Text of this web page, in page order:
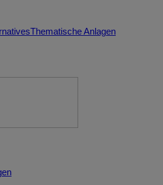
Thematische Anlagen